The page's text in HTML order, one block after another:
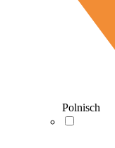
Polnisch